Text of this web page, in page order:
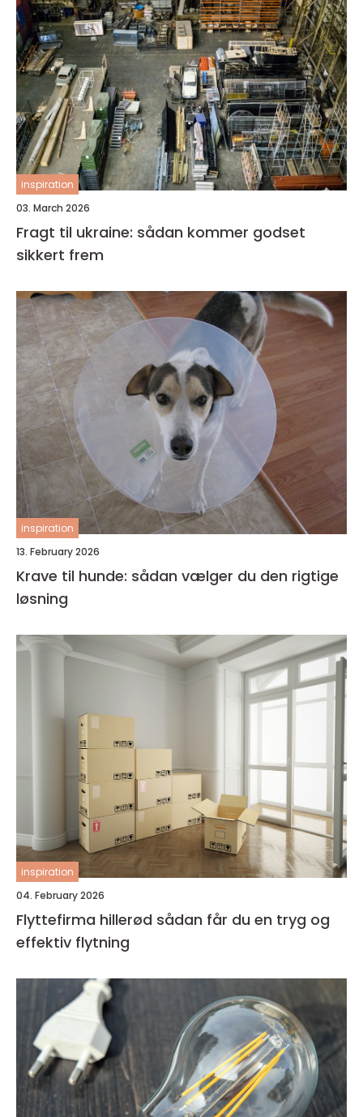
inspiration
03. March 2026
Fragt til ukraine: sådan kommer godset
sikkert frem
inspiration
13. February 2026
Krave til hunde: sådan vælger du den rigtige
løsning
inspiration
04. February 2026
Flyttefirma hillerød sådan får du en tryg og
effektiv flytning